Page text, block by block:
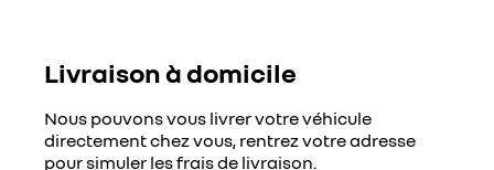
Livraison à domicile
Nous pouvons vous livrer votre véhicule
directement chez vous, rentrez votre adresse
pour simuler les frais de livraison.